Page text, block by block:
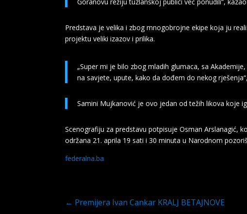
Predstava je velika i zbog mnogobrojne ekipe koja ju
projektu veliki izazov i prilika.
„Super mi je bilo zbog mladih glumaca, sa
na savjete, upute, kako da dođem do nekog
Samini Mujkanović je ovo jedan od težih likova koje
Scenografiju za predstavu potpisuje Osman Arslanagić,
održana 21. aprila 19 sati i 30 minuta u Narodnom
federalna.ba
← Premijera Ivan Cankar KRALJ BETAJNOVE